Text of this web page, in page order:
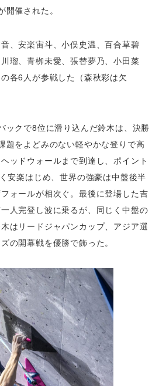
催された。
、安楽宙斗、小俣史温、百合草碧
瑠、青栁未愛、張替夢乃、小田菜
各6人が参戦した（森秋彩は欠
ックで8位に滑り込んだ鈴木は、決勝
題をよどみのない軽やかな登りで高
ッドウォールまで到達し、ポイント
安楽はじめ、世界の強豪は中盤後半
ォールが相次ぐ。最後に登場した吉
人完登し波に乗るが、同じく中盤の
はリードジャパンカップ、アジア選
の開幕戦を優勝で飾った。